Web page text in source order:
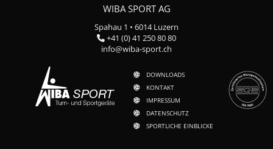
WIBA SPORT AG
Spahau 1 • 6014 Luzern
+41 (0) 41 250 80 80
info@wiba-sport.ch
DOWNLOADS
KONTAKT
IMPRESSUM
DATENSCHUTZ
SPORTLICHE EINBLICKE